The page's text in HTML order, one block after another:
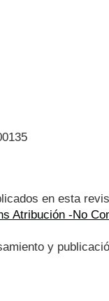
en esta
Atribución -No
y